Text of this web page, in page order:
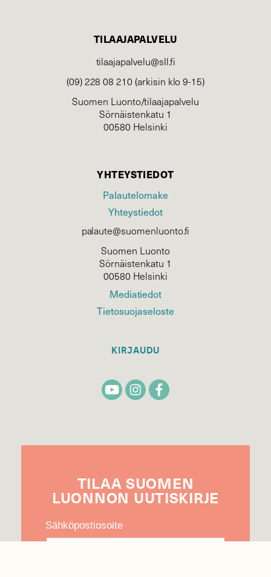
TILAAJAPALVELU
tilaajapalvelu@sll.fi
(09) 228 08 210 (arkisin klo 9-15)
Suomen Luonto/tilaajapalvelu
Sörnäistenkatu 1
00580 Helsinki
YHTEYSTIEDOT
Palautelomake
Yhteystiedot
palaute@suomenluonto.fi
Suomen Luonto
Sörnäistenkatu 1
00580 Helsinki
Mediatiedot
Tietosuojaseloste
KIRJAUDU
TILAA SUOMEN
LUONNON UUTIS­KIRJE
Sähköpostiosoite